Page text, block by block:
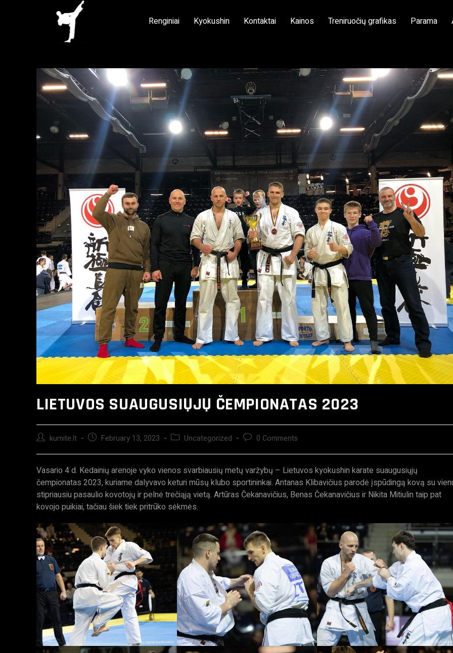
Renginiai Kyokushin Kontaktai Kainos Treniruočių grafikas Parama
LIETUVOS SUAUGUSIŲJŲ ČEMPIONATAS 2023
kumite.lt February 13, 2023 Uncategorized 0 Comments
Vasario 4 d. Kedainių arenoje vyko vienos svarbiausių metų varžybų – Lietuvos kyokushin karate suaugusiųjų
čempionatas 2023, kuriame dalyvavo keturi mūsų klubo sportininkai. Antanas Klibavičius parodė įspūdingą kovą su
stipriausiu pasaulio kovotojų ir pelnė trečiąją vietą. Artūras Čekanavičius, Benas Čekanavičius ir Nikita Mitiulin taip pat
kovojo puikiai, tačiau šiek tiek pritrūko sėkmės.